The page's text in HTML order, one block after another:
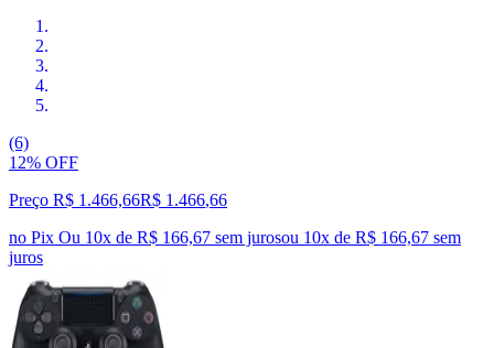
(6)
12% OFF
Preço R$ 1.466,66R$ 1.466,66
no Pix Ou 10x de R$ 166,67 sem jurosou 10x de R$ 166,67 sem
juros